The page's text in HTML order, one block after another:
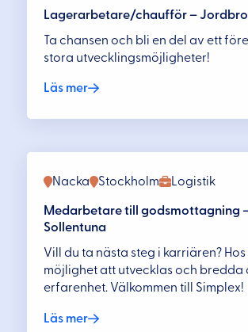
Lagerarbetare/chaufför – Jordbro
Ta chansen och bli en del av ett
stora utvecklingsmöjligheter!
Läs mer
Logistik
Nacka Stockholm
Medarbetare till godsmottagning
Sollentuna
Vill du ta nästa steg i karriären?
möjlighet att utvecklas och bredda
erfarenhet. Välkommen till Simplex!
Läs mer